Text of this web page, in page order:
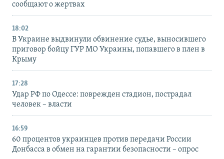
сообщают о жертвах
18:02
В Украине выдвинули обвинение судье, выносившего
приговор бойцу ГУР МО Украины, попавшего в плен в
Крыму
17:28
Удар РФ по Одессе: поврежден стадион, пострадал
человек – власти
16:59
60 процентов украинцев против передачи России
Донбасса в обмен на гарантии безопасности – опрос